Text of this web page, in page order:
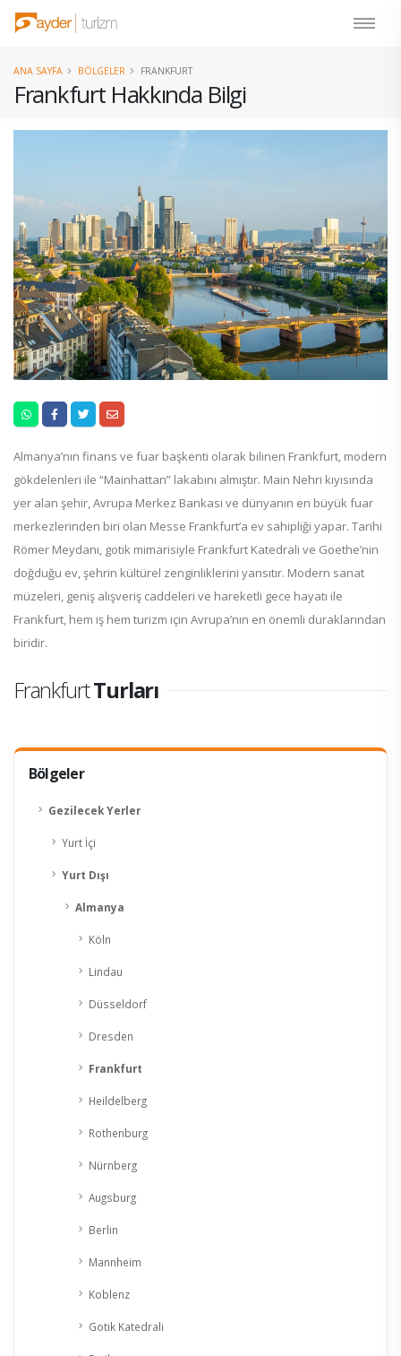
Frankfurt Hakkında Bilgi
ANA SAYFA BÖLGELER FRANKFURT
Bölgeler
Gezilecek Yerler
Yurt İçi
Yurt Dışı
Almanya
Köln
Lindau
Düsseldorf
Dresden
Frankfurt
Heildelberg
Rothenburg
Nürnberg
Augsburg
Berlin
Mannheim
Koblenz
Gotik Katedrali
Almanya’nın finans ve fuar başkenti olarak bilinen Frankfurt, modern
gökdelenleri ile “Mainhattan” lakabını almıştır. Main Nehri kıyısında
yer alan şehir, Avrupa Merkez Bankası ve dünyanın en büyük fuar
merkezlerinden biri olan Messe Frankfurt’a ev sahipliği yapar. Tarihi
Römer Meydanı, gotik mimarisiyle Frankfurt Katedrali ve Goethe’nin
doğduğu ev, şehrin kültürel zenginliklerini yansıtır. Modern sanat
müzeleri, geniş alışveriş caddeleri ve hareketli gece hayatı ile
Frankfurt, hem iş hem turizm için Avrupa’nın en önemli duraklarından
biridir.
FrankfurtTurları